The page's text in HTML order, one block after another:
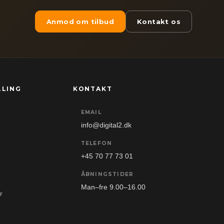
Anmod om tilbud Kontakt os
KONTAKT
EMAIL
info@digital2.dk
TELEFON
+45 70 77 73 01
ÅBNINGSTIDER
Man–fre 9.00–16.00